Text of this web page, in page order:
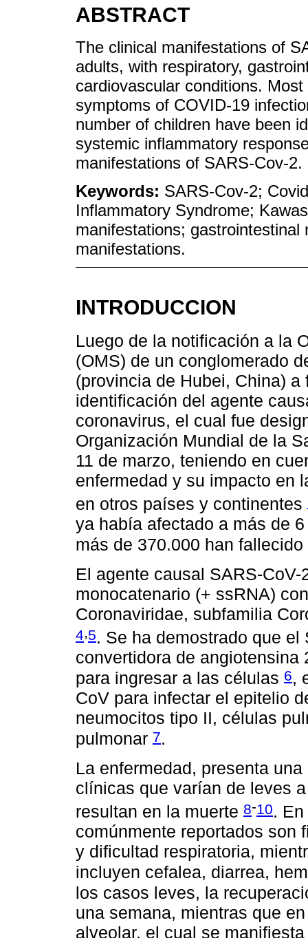
ABSTRACT
The clinical manifestations of
adults, with respiratory,
cardiovascular conditions.
symptoms of COVID-19
number of children have been
systemic inflammatory
manifestations of SARS-Cov-2.
Keywords: SARS-Cov-2;
Inflammatory Syndrome;
manifestations; gastrointestinal
manifestations.
INTRODUCCION
Luego de la notificación a la
(OMS) de un conglomerado
(provincia de Hubei, China)
identificación del agente
coronavirus, el cual fue
Organización Mundial de la
11 de marzo, teniendo en
enfermedad y su impacto en
en otros países y continentes
ya había afectado a más de
más de 370.000 han fallecido
El agente causal SARS-
monocatenario (+ ssRNA)
Coronaviridae, subfamilia
4,5. Se ha demostrado que
convertidora de angiotensina
para ingresar a las células 6,
CoV para infectar el epitelio
neumocitos tipo II, células
pulmonar 7.
La enfermedad, presenta
clínicas que varían de leves
resultan en la muerte 8-10.
comúnmente reportados son
y dificultad respiratoria,
incluyen cefalea, diarrea,
los casos leves, la
una semana, mientras que
alveolar, el cual se